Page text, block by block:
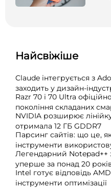
Найсвіжіше
Claude інтегрується з
заходить у дизайн-
Razr 70 і 70 Ultra
покоління складаних
NVIDIA розширює
отримала 12 ГБ GDDR7
Парсинг сайтів: що це,
інструменти
Легендарний Notepad++
уперше за понад 20
Intel готує відповідь
інструменти оптимізації